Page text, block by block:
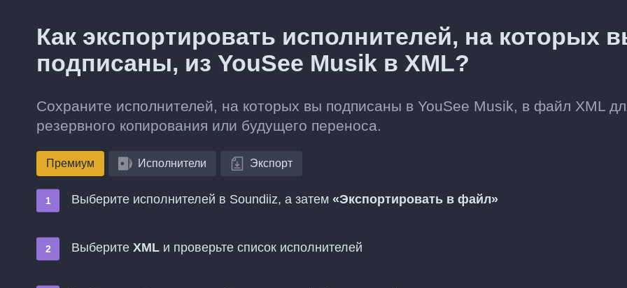
Как экспортировать исполнителей, на которых
подписаны, из YouSee Musik в XML?
Сохраните исполнителей, на которых вы подписаны в YouSee Musik, в файл XML
резервного копирования или будущего переноса.
Премиум Исполнители Экспорт
Выберите исполнителей в Soundiiz, а затем «Экспортировать в файл»
Выберите XML и проверьте список исполнителей